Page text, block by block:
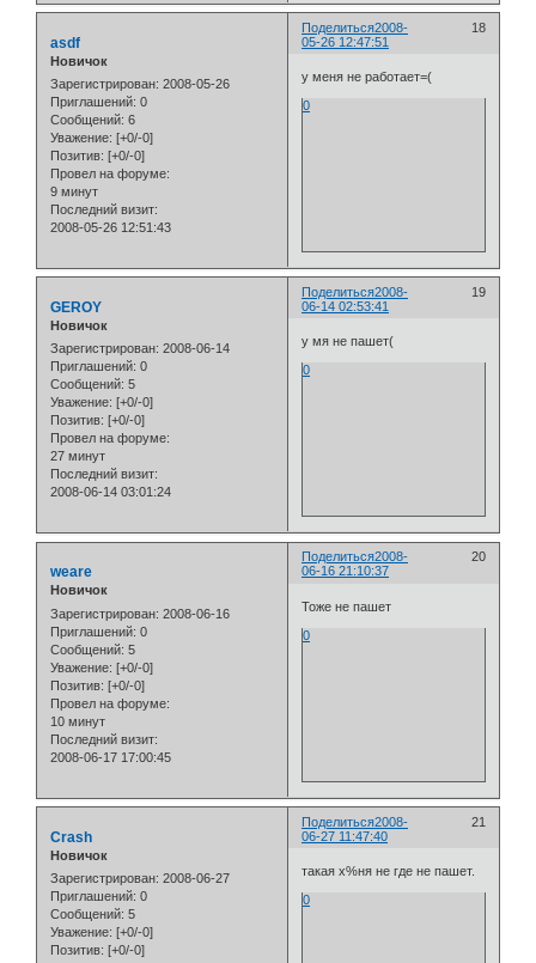
Поделиться 18
2008-
05-26 12:47:51
asdf
Новичок
Зарегистрирован: 2008-05-26
Приглашений: 0
Сообщений: 6
Уважение: [+0/-0]
Позитив: [+0/-0]
Провел на форуме:
9 минут
Последний визит:
2008-05-26 12:51:43
у меня не работает=(
0
Поделиться 19
2008-
06-14 02:53:41
GEROY
Новичок
Зарегистрирован: 2008-06-14
Приглашений: 0
Сообщений: 5
Уважение: [+0/-0]
Позитив: [+0/-0]
Провел на форуме:
27 минут
Последний визит:
2008-06-14 03:01:24
у мя не пашет(
0
Поделиться 20
2008-
06-16 21:10:37
weare
Новичок
Зарегистрирован: 2008-06-16
Приглашений: 0
Сообщений: 5
Уважение: [+0/-0]
Позитив: [+0/-0]
Провел на форуме:
10 минут
Последний визит:
2008-06-17 17:00:45
Тоже не пашет
0
Поделиться 21
2008-
06-27 11:47:40
Crash
Новичок
Зарегистрирован: 2008-06-27
Приглашений: 0
Сообщений: 5
Уважение: [+0/-0]
Позитив: [+0/-0]
такая х%ня не где не пашет.
0